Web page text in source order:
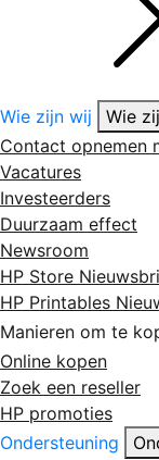
Wie zijn wij
Wie
Contact opnemen
Vacatures
Investeerders
Duurzaam effect
Newsroom
HP Store
HP Printables
Manieren om te
Online kopen
Zoek een reseller
HP promoties
Ondersteuning